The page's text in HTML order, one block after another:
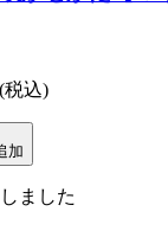
(税込)
加
ました